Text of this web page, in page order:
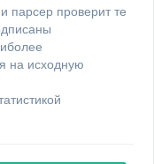
парсер проверит те
на исходную